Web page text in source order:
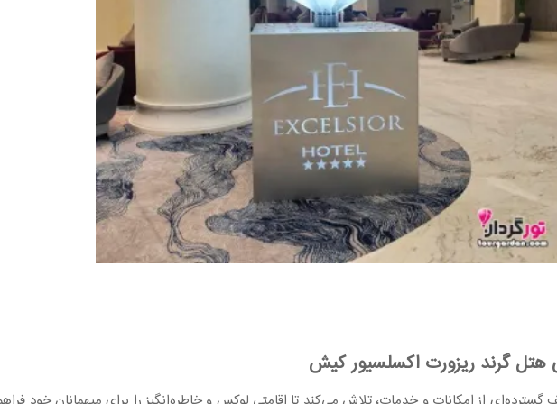
هتل گرند ریزورت اکسلسیور کیش